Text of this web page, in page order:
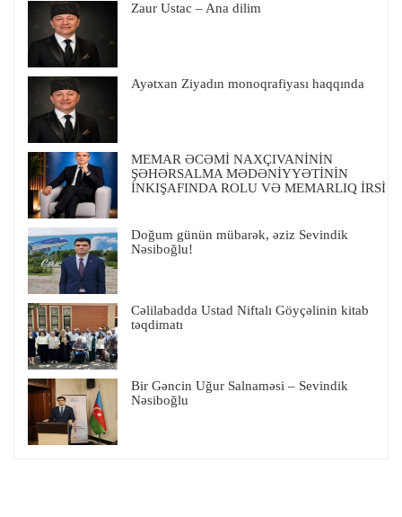
Zaur Ustac – Ana dilim
Ayətxan Ziyadın monoqrafiyası haqqında
MEMAR ƏCƏMİ NAXÇIVANİNİN
ŞƏHƏRSALMA MƏDƏNİYYƏTİNİN
İNKIŞAFINDA ROLU VƏ MEMARLIQ İRSİ
Doğum günün mübarək, əziz Sevindik
Nəsiboğlu!
Cəlilabadda Ustad Niftalı Göyçəlinin kitab
təqdimatı
Bir Gəncin Uğur Salnaməsi – Sevindik
Nəsiboğlu